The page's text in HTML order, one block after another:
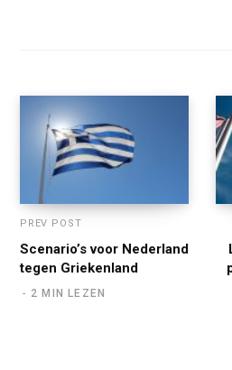
PREV POST
Scenario’s voor Nederland
tegen Griekenland
2 MIN LEZEN